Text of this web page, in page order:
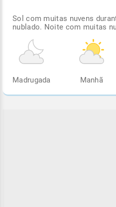
Sol com muitas nuvens
nublado. Noite com muitas
Madrugada Manhã